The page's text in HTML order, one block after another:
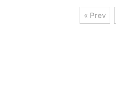
へ！ 日本一の酒どころとして名
高い「灘五郷」をご存知でしょう
か。この度、そんな灘の豊かな歴
« Prev